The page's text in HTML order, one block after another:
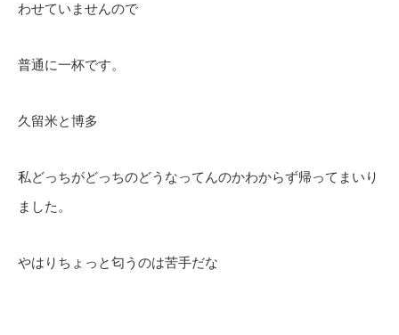
わせていませんので
普通に一杯です。
久留米と博多
私どっちがどっちのどうなってんのかわからず帰ってまいり
ました。
やはりちょっと匂うのは苦手だな